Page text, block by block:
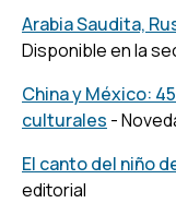
Arabia Saudita,
Disponible en la
China y México:
culturales -
El canto del niño
editorial